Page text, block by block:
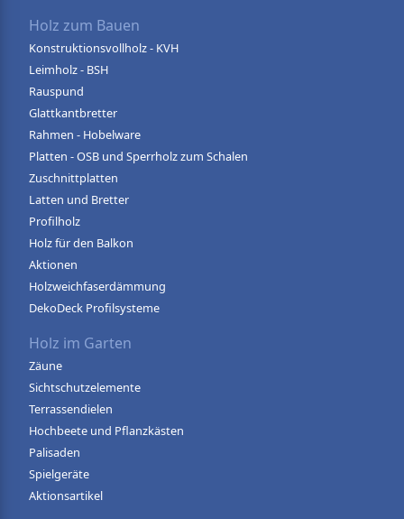
Holz zum Bauen
Konstruktionsvollholz - KVH
Leimholz - BSH
Rauspund
Glattkantbretter
Rahmen - Hobelware
Platten - OSB und Sperrholz zum Schalen
Zuschnittplatten
Latten und Bretter
Profilholz
Holz für den Balkon
Aktionen
Holzweichfaserdämmung
DekoDeck Profilsysteme
Holz im Garten
Zäune
Sichtschutzelemente
Terrassendielen
Hochbeete und Pflanzkästen
Palisaden
Spielgeräte
Aktionsartikel